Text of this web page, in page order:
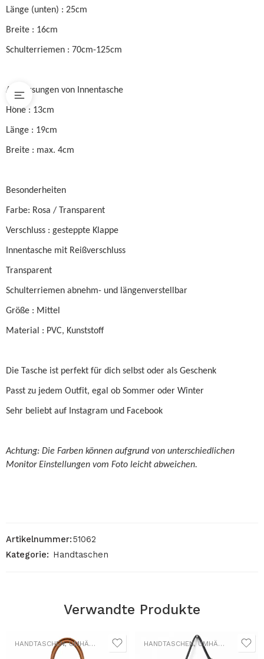
Länge (unten) : 25cm
Breite : 16cm
Schulterriemen : 70cm-125cm
Abmessungen von Innentasche
Höhe : 13cm
Länge : 19cm
Breite : max. 4cm
Besonderheiten
Farbe: Rosa / Transparent
Verschluss : gesteppte Klappe
Innentasche mit Reißverschluss
Transparent
Schulterriemen abnehm- und längenverstellbar
Größe : Mittel
Material : PVC, Kunststoff
Die Tasche ist perfekt für dich selbst oder als Geschenk
Passt zu jedem Outfit, egal ob Sommer oder Winter
Sehr beliebt auf Instagram und Facebook
Achtung: Die Farben können aufgrund von unterschiedlichen
Monitor Einstellungen vom Foto leicht abweichen.
Artikelnummer:51062
Kategorie: Handtaschen
Verwandte Produkte
HANDTASCHEN,UMHÄNGETASCHEN HANDTASCHEN,UMHÄNGETASCHEN